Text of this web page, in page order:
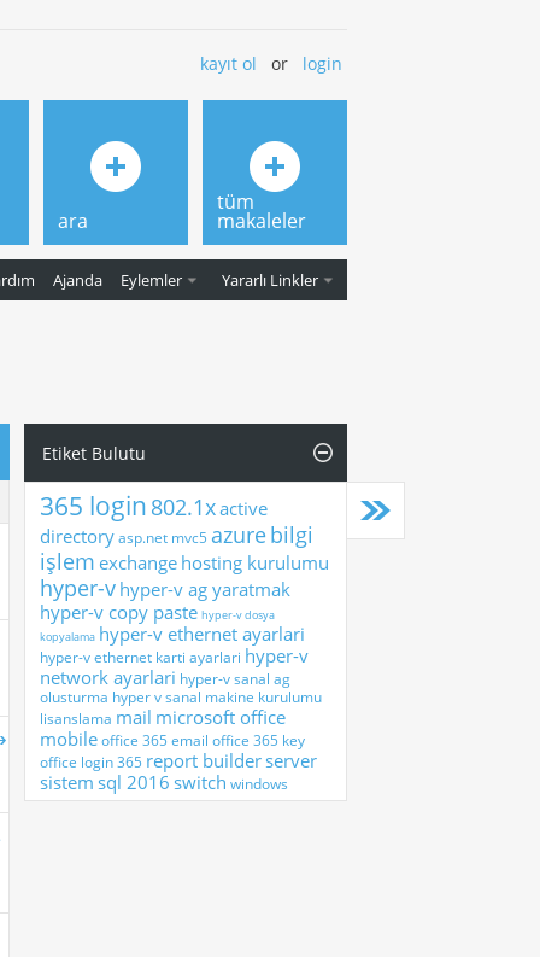
kayıt ol or login
Ajanda Eylemler Yararlı Linkler
ara
tüm
makaleler
Etiket Bulutu
365 login 802.1xactive
directoryasp.net mvc5 azurebilgi
işlem exchange hosting kurulumu
hyper-v hyper-v ag yaratmak
hyper-v copy paste hyper-v dosya
kopyalama hyper-v ethernet ayarlari
hyper-v ethernet karti ayarlari hyper-v
network ayarlari hyper-v sanal ag
olusturma hyper v sanal makine kurulumu
lisanslama mail microsoft office
mobileoffice 365 email office 365 key
office login 365 report builderserver
sistem sql 2016 switch windows